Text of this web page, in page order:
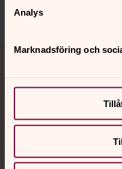
Analys
Marknadsföring och
Dela
Tillbaka till toppen
Tillbaka till innehållet
Kalender